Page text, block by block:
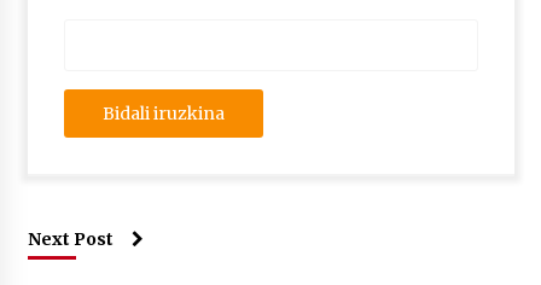
Next Post